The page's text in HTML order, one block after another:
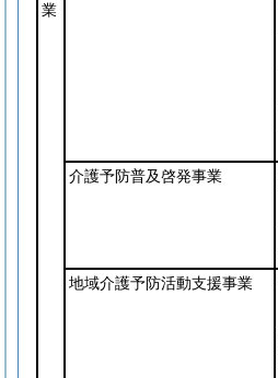
業
介護予防普及啓発事業
地域介護予防活動支援事業